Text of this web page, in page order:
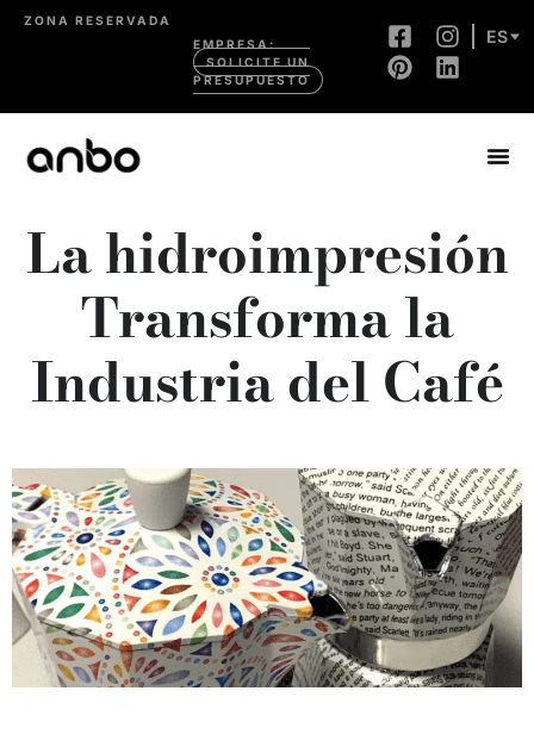
ZONA RESERVADA
EMPRESA:
SOLICITE UN
PRESUPUESTO
ES
La hidroimpresión
Transforma la
Industria del Café